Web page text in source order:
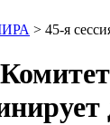
> 45-я